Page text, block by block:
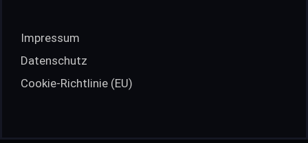
Impressum
Datenschutz
Cookie-Richtlinie (EU)